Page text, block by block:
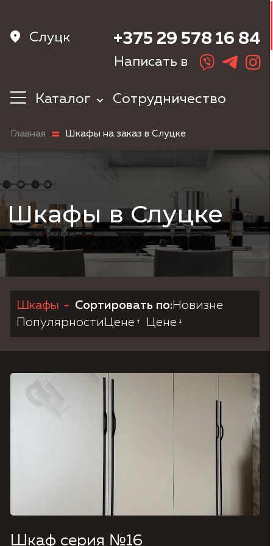
Слуцк
Каталог
Корпусная
прихожую
Шкафы
Мебель в
спальню
Детская мебель
Сотрудничество
+375 29 578 16 84
Написать в
Главная Шкафы на заказ в Слуцке
Шкафы в Слуцке
Шкафы Сортировать по:Новизне
Популярности
Цене Цене
Шкаф серия №16